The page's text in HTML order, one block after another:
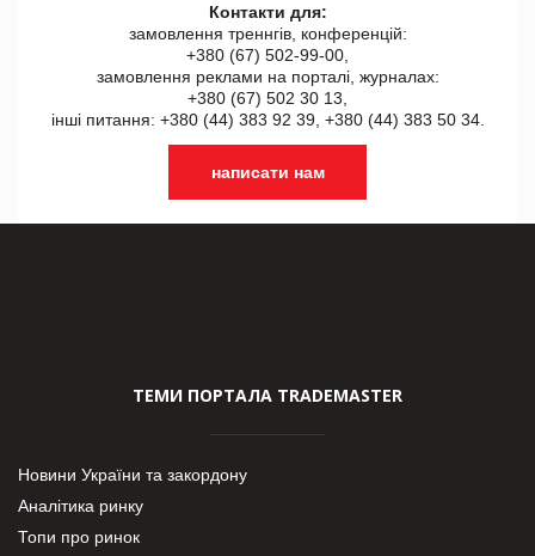
Контакти для:
замовлення треннгів, конференцій:
+380 (67) 502-99-00,
замовлення реклами на порталі, журналах:
+380 (67) 502 30 13,
інші питання: +380 (44) 383 92 39, +380 (44) 383 50 34.
написати нам
ТЕМИ ПОРТАЛА TRADEMASTER
Новини України та закордону
Аналітика ринку
Топи про ринок